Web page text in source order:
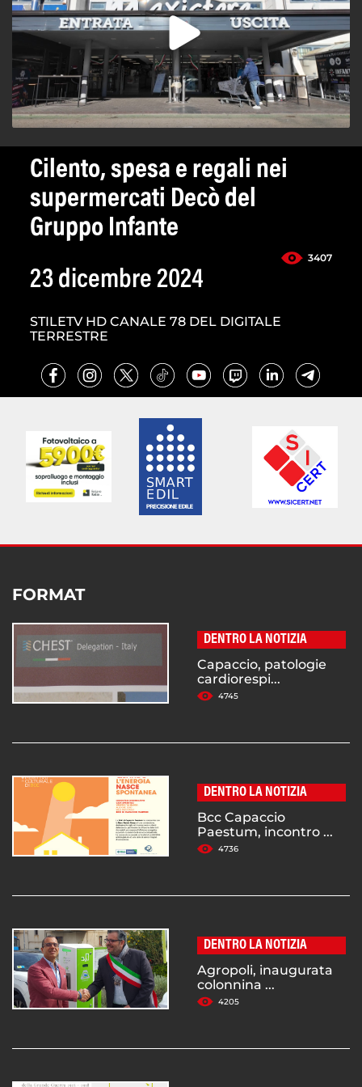
Cilento, spesa e regali nei
supermercati Decò del
Gruppo Infante
3407
23 dicembre 2024
STILETV HD CANALE 78 DEL DIGITALE
TERRESTRE
FORMAT
DENTRO LA NOTIZIA
Capaccio, patologie
cardiorespi...
4745
DENTRO LA NOTIZIA
Bcc Capaccio
Paestum, incontro ...
4736
DENTRO LA NOTIZIA
Agropoli, inaugurata
colonnina ...
4205